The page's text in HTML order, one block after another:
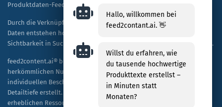
Produktdaten-Feeds.
Durch die Verknüpfung von KI-Technologie mit spezifischen Shop-
Daten entstehen hochwertige, SEO-optimierte Texte, die sowohl die
Sichtbarkeit in Suchmaschinen als auch die Kaufbereitschaft steigern.
feed2content.ai® bietet eine skalierbare Alternative zur
herkömmlichen Nutzung von ChatGPT, indem es Tausende von
individuellen Beschreibungen kosteneffizient und in hoher
Detailtiefe erstellt. Unternehmen profitieren dabei von einer
erheblichen Ressourceneinsparung sowie einer verbesserten
Hallo, willkommen bei
feed2contant.ai. 👋
Willst du erfahren, wie
du tausende hochwertige
Produkttexte erstellst –
in Minuten statt
Monaten?